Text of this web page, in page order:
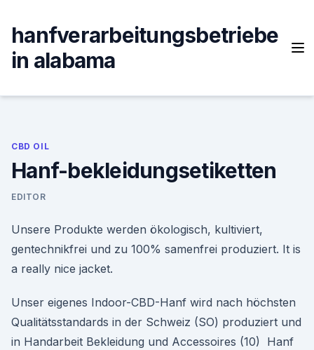
content
hanfverarbeitungsbetriebe
in alabama
CBD OIL
Hanf-bekleidungsetiketten
EDITOR
Unsere Produkte werden ökologisch, kultiviert,
gentechnikfrei und zu 100% samenfrei produziert. It is
a really nice jacket.
Unser eigenes Indoor-CBD-Hanf wird nach höchsten
Qualitätsstandards in der Schweiz (SO) produziert und
in Handarbeit Bekleidung und Accessoires (10) Hanf